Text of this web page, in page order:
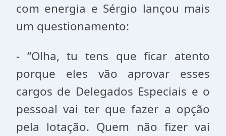
com energia e Sérgio lançou mais
um questionamento:
- “Olha, tu tens que ficar atento
porque eles vão aprovar esses
cargos de Delegados Especiais e o
pessoal vai ter que fazer a opção
pela lotação. Quem não fizer vai